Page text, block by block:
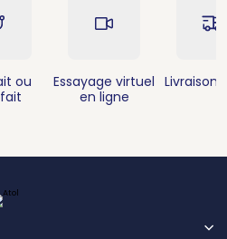
ou
Essayage virtuel
en ligne
Livraison